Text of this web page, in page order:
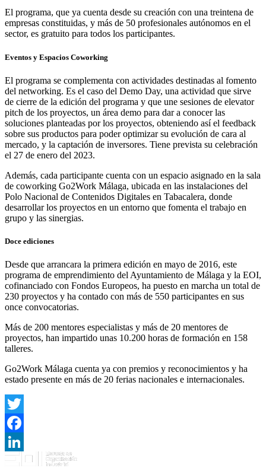
El programa, que ya cuenta desde su creación con una treintena de
empresas constituidas, y más de 50 profesionales autónomos en el
sector, es gratuito para todos los participantes.
Eventos y Espacios Coworking
El programa se complementa con actividades destinadas al fomento
del networking. Es el caso del Demo Day, una actividad que sirve
de cierre de la edición del programa y que une sesiones de elevator
pitch de los proyectos, un área demo para dar a conocer las
soluciones planteadas por los proyectos, obteniendo así el feedback
sobre sus productos para poder optimizar su evolución de cara al
mercado, y la captación de inversores. Tiene prevista su celebración
el 27 de enero del 2023.
Además, cada participante cuenta con un espacio asignado en la sala
de coworking Go2Work Málaga, ubicada en las instalaciones del
Polo Nacional de Contenidos Digitales en Tabacalera, donde
desarrollar los proyectos en un entorno que fomenta el trabajo en
grupo y las sinergias.
Doce ediciones
Desde que arrancara la primera edición en mayo de 2016, este
programa de emprendimiento del Ayuntamiento de Málaga y la EOI,
cofinanciado con Fondos Europeos, ha puesto en marcha un total de
230 proyectos y ha contado con más de 550 participantes en sus
once convocatorias.
Más de 200 mentores especialistas y más de 20 mentores de
proyectos, han impartido unas 10.200 horas de formación en 158
talleres.
Go2Work Málaga cuenta ya con premios y reconocimientos y ha
estado presente en más de 20 ferias nacionales e internacionales.
Twitter
Facebook
LinkedIn